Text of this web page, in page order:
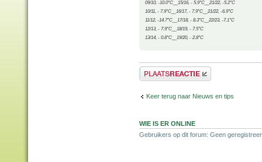
09/10, -10.0°C__15/16, - 5.9°C__21/22, -5.2°C
10/11, - 7.9°C__16/17, - 7.9°C__21/22, -6.9°C
11/12, -14.7°C__17/18, - 8.3°C__22/23, -7.1°C
12/13, - 7.9°C__18/19, - 7.5°C
13/14, - 0.8°C__19/20, - 2.8°C
Plaats een reactie
Keer terug naar Nieuws en tips
WIE IS ER ONLINE
Gebruikers op dit forum: Geen